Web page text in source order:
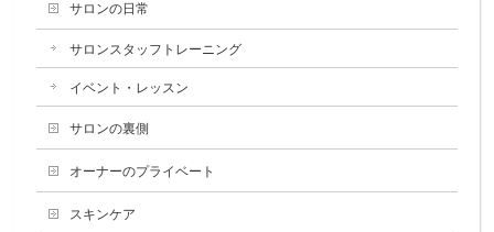
サロンの日常
サロンスタッフトレーニング
イベント・レッスン
サロンの裏側
オーナーのプライベート
スキンケア